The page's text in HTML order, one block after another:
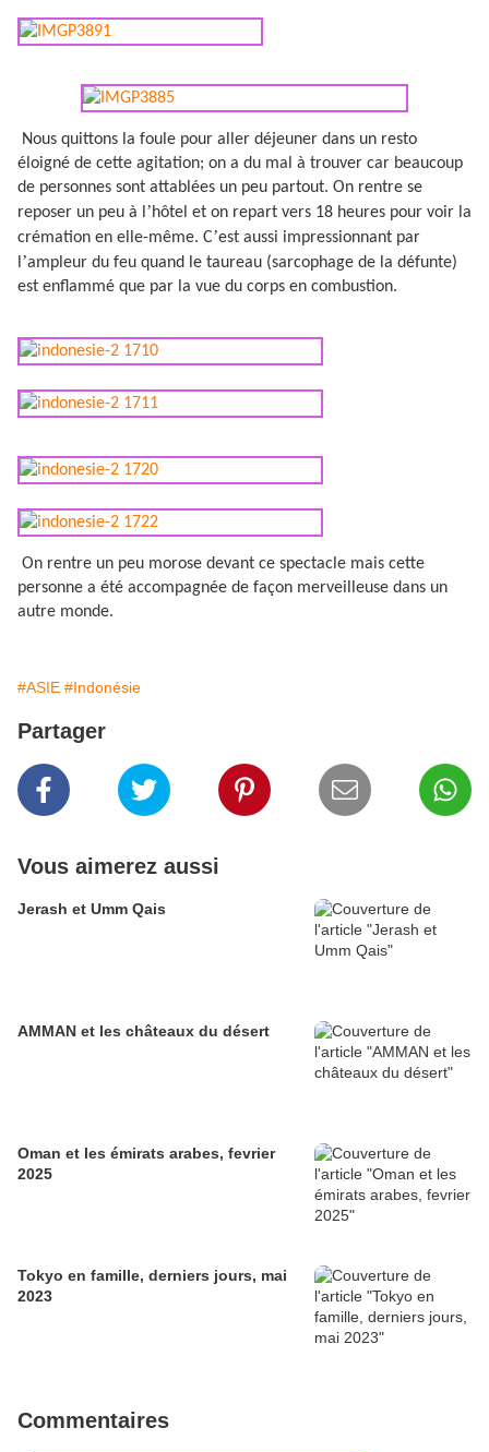
Nous quittons la foule pour aller déjeuner dans un resto
éloigné de cette agitation; on a du mal à trouver car beaucoup
de personnes sont attablées un peu partout. On rentre se
reposer un peu à l ’hôtel et on repart vers 18 heures pour voir la
crémation en elle-même. C’est aussi impressionnant par
’ampleur du feu quand le taureau (sarcophage de la défunte)
est enflammé que par la vue du corps en combustion.
On rentre un peu morose devant ce spectacle mais cette
personne a été accompagnée de façon merveilleuse dans un
autre monde.
#ASIE #Indonésie
Partager
Vous aimerez aussi
Jerash et Umm Qais
AMMAN et les châteaux du désert
Oman et les émirats arabes, fevrier
2025
Tokyo en famille, derniers jours, mai
2023
Commentaires